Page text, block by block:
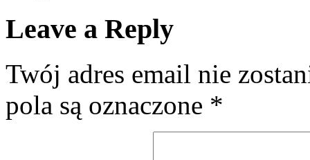
Leave a Reply
Twój adres email nie
pola są oznaczone *